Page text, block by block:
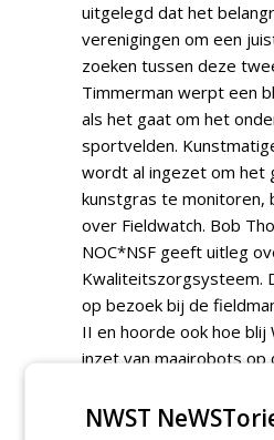
uitgelegd dat het
verenigingen om een
zoeken tussen deze
Timmerman werpt een
als het gaat om het
sportvelden.
wordt al ingezet om het
kunstgras te monitoren,
over Fieldwatch. Bob
NOC*NSF geeft uitleg
Kwaliteitszorgsysteem.
op bezoek bij de
II en hoorde ook hoe blij
inzet van maairobots op
naar non-infill wel sneller
NWST